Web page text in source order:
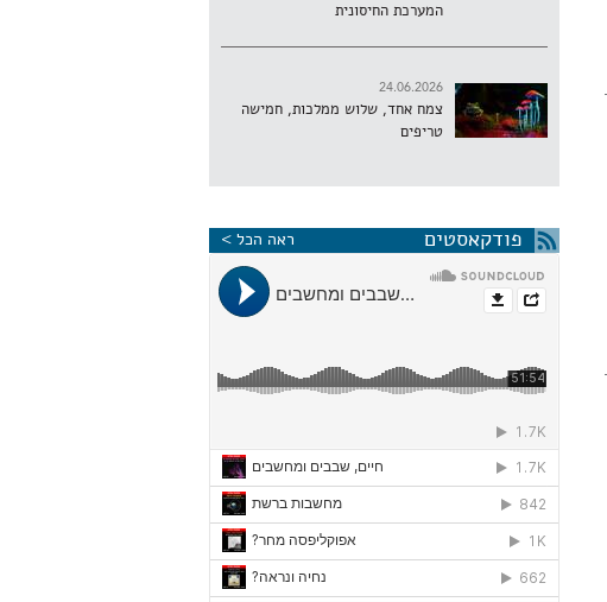
המערכת החיסונית
24.06.2026
צמח אחד, שלוש ממלכות, חמישה
טריפים
פודקאסטים ראה הכל >